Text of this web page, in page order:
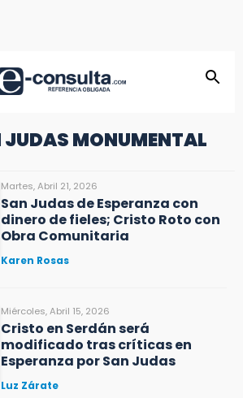
MONUMENTAL
Martes, Abril 21, 2026
San Judas de Esperanza con
dinero de fieles; Cristo Roto con
Obra Comunitaria
Karen Rosas
Miércoles, Abril 15, 2026
Cristo en Serdán será
modificado tras críticas en
Esperanza por San Judas
Luz Zárate